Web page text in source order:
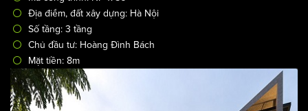
Thiết kế nội thất Shophouse trong khu đô thị Hà Nội
Thiết kế nhà phố/
Mã công trình: NP-1756
Địa điểm, đất xây dựng: Hà Nội
Số tầng: 3 tầng
Chủ đầu tư: Hoàng Đình Bách